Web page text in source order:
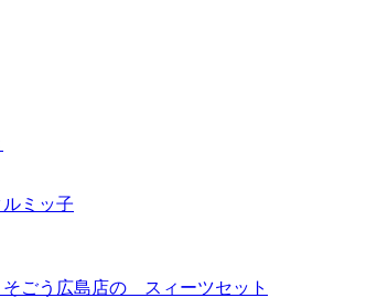
ミッ子
ごう広島店の スィーツセット